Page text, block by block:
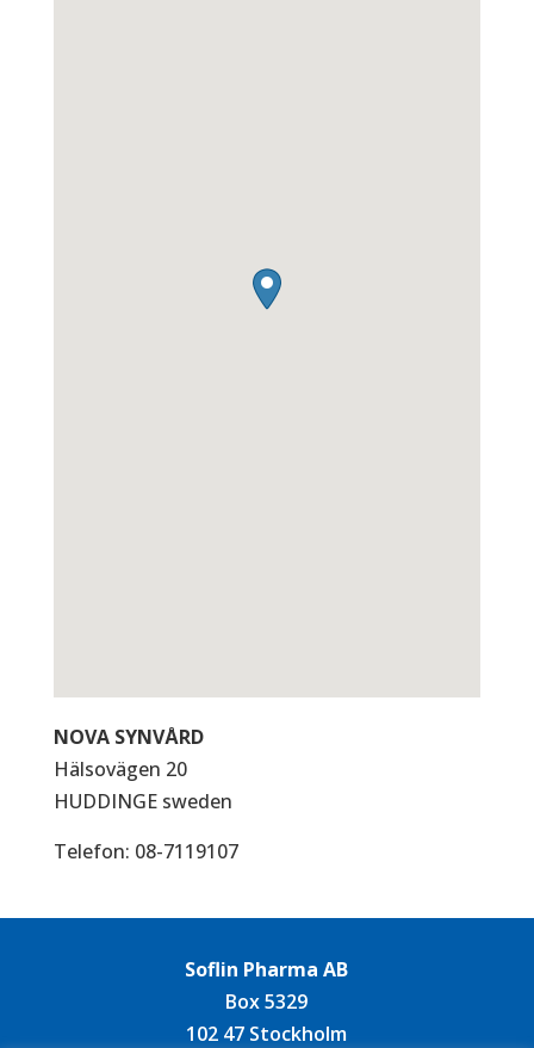
NOVA SYNVÅRD
Hälsovägen 20
HUDDINGE sweden
Telefon: 08-7119107
Soflin Pharma AB
Box 5329
102 47 Stockholm